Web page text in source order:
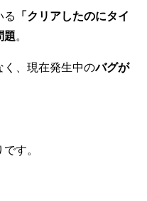
る
「クリアしたのにタイ
題。
く、現在発生中のバグが
す。